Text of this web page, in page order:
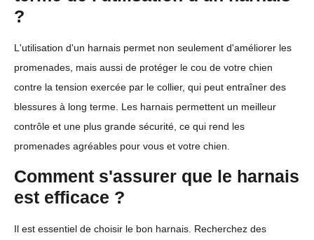
?
L'utilisation d'un harnais permet non seulement d'améliorer les
promenades, mais aussi de protéger le cou de votre chien
contre la tension exercée par le collier, qui peut entraîner des
blessures à long terme. Les harnais permettent un meilleur
contrôle et une plus grande sécurité, ce qui rend les
promenades agréables pour vous et votre chien.
Comment s'assurer que le harnais
est efficace ?
Il est essentiel de choisir le bon harnais. Recherchez des